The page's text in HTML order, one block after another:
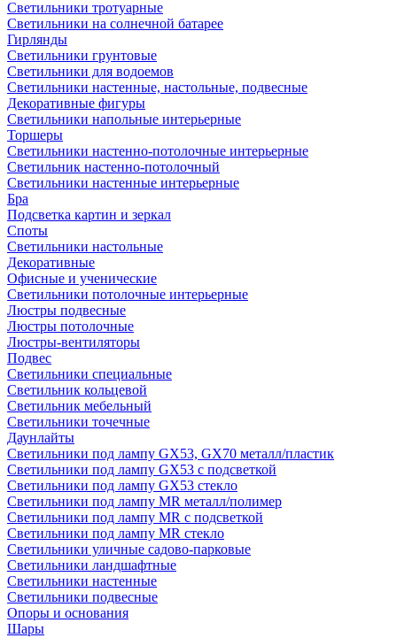
Светильники тротуарные
Светильники на солнечной батарее
Гирлянды
Светильники грунтовые
Светильники для водоемов
Светильники настенные, настольные, подвесные
Декоративные фигуры
Светильники напольные интерьерные
Торшеры
Светильники настенно-потолочные интерьерные
Светильник настенно-потолочный
Светильники настенные интерьерные
Бра
Подсветка картин и зеркал
Споты
Светильники настольные
Декоративные
Офисные и ученические
Светильники потолочные интерьерные
Люстры подвесные
Люстры потолочные
Люстры-вентиляторы
Подвес
Светильники специальные
Светильник кольцевой
Светильник мебельный
Светильники точечные
Даунлайты
Светильники под лампу GX53, GX70 металл/пластик
Светильники под лампу GX53 с подсветкой
Светильники под лампу GX53 стекло
Светильники под лампу MR металл/полимер
Светильники под лампу MR с подсветкой
Светильники под лампу MR стекло
Светильники уличные садово-парковые
Светильники ландшафтные
Светильники настенные
Светильники подвесные
Опоры и основания
Шары